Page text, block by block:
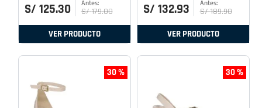
S/ 125.30 S/ 179.00
VER PRODUCTO
S/ 132.93 S/ 189.90
VER PRODUCTO
30 % 30 %